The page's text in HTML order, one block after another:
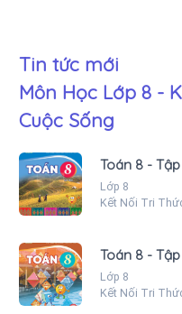
Tin tức mới
Môn Học Lớp 8 -
Cuộc Sống
Toán 8 - Tập
Lớp 8
Kết Nối Tri
Toán 8 -
Lớp 8
Kết Nối Tri